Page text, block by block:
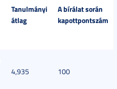
Tanulmányi
átlag
A bírálat során
kapottpontszám
4,935 100